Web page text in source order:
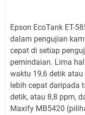
Epson EcoTank ET-
dalam pengujian
cepat di setiap
pemindaian. Lima
waktu 19,6 detik
lebih cepat daripada
detik, atau 8,8 ppm,
Maxify MB5420